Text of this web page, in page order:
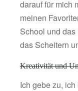
darauf für mich
meinen
School und
das Scheitern
Kreativität und
Ich gebe zu,